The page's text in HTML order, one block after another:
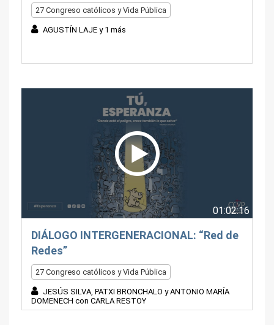
27 Congreso católicos y Vida Pública
AGUSTÍN LAJE y 1 más
01:02:16
DIÁLOGO INTERGENERACIONAL: “Red de
Redes”
27 Congreso católicos y Vida Pública
JESÚS SILVA, PATXI BRONCHALO y ANTONIO MARÍA
DOMENECH con CARLA RESTOY